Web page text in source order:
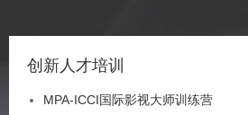
创新人才培训
MPA-ICCI国际影视大师训练营